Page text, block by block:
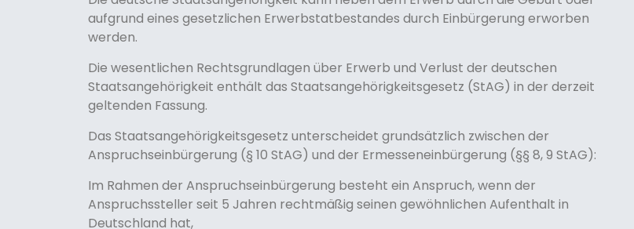
aufgrund eines gesetzlichen Erwerbstatbestandes durch Einbürgerung erworben
werden.
Die wesentlichen Rechtsgrundlagen über Erwerb und Verlust der deutschen
Staatsangehörigkeit enthält das Staatsangehörigkeitsgesetz (StAG) in der derzeit
geltenden Fassung.
Das Staatsangehörigkeitsgesetz unterscheidet grundsätzlich zwischen der
Anspruchseinbürgerung (§ 10 StAG) und der Ermesseneinbürgerung (§§ 8, 9 StAG):
Im Rahmen der Anspruchseinbürgerung besteht ein Anspruch, wenn der
Anspruchssteller seit 5 Jahren rechtmäßig seinen gewöhnlichen Aufenthalt in
Deutschland hat,